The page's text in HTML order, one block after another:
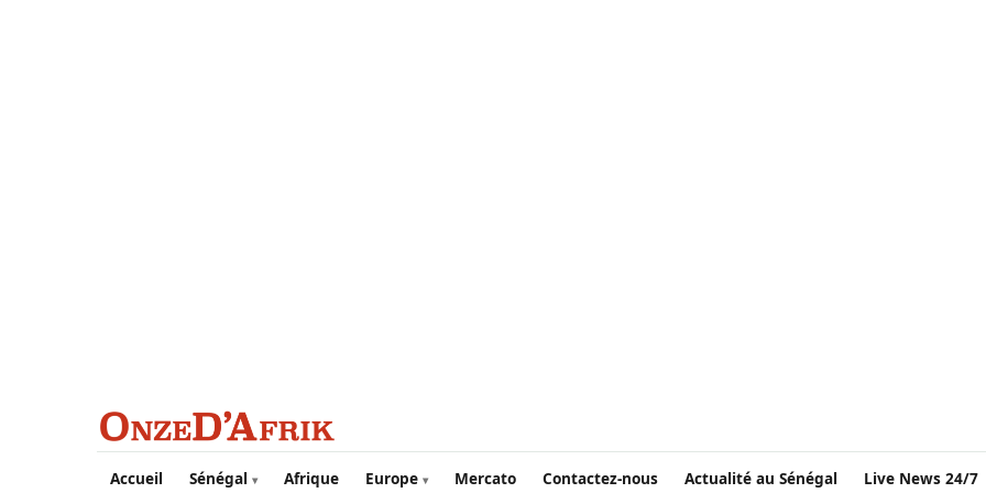
Aller au contenu principal
Accueil Sénégal Afrique Europe Mercato Contactez-nous Actualité au Sénégal Live News 24/7